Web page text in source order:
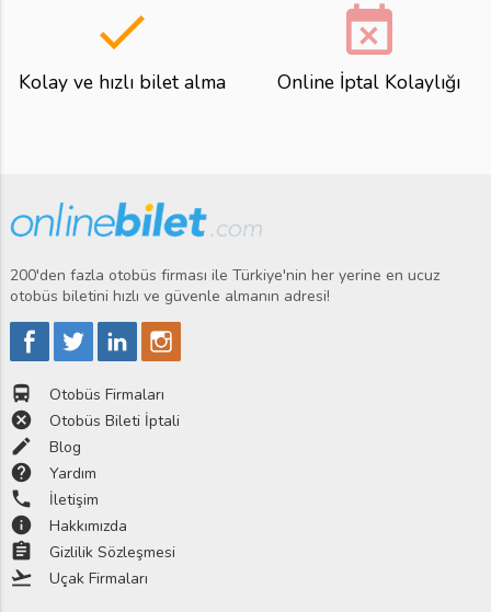
done
Kolay ve hızlı bilet alma
event_busy
Online İptal Kolaylığı
200'den fazla otobüs firması ile Türkiye'nin her yerine en ucuz
otobüs biletini hızlı ve güvenle almanın adresi!
directions_bus Otobüs Firmaları
cancel Otobüs Bileti İptali
edit Blog
help Yardım
phone İletişim
info Hakkımızda
assignment Gizlilik Sözleşmesi
flight_takeoff Uçak Firmaları